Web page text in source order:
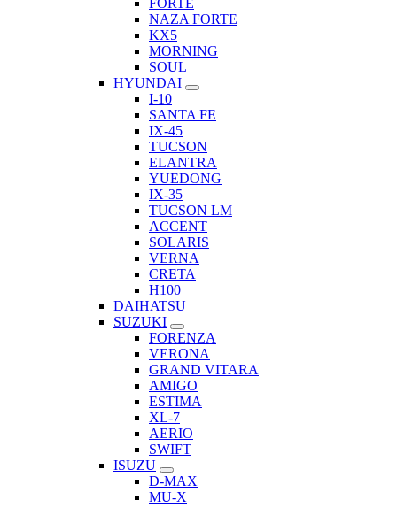
FORTE
NAZA FORTE
KX5
MORNING
SOUL
HYUNDAI
I-10
SANTA FE
IX-45
TUCSON
ELANTRA
YUEDONG
IX-35
TUCSON LM
ACCENT
SOLARIS
VERNA
CRETA
H100
DAIHATSU
SUZUKI
FORENZA
VERONA
GRAND VITARA
AMIGO
ESTIMA
XL-7
AERIO
SWIFT
ISUZU
D-MAX
MU-X